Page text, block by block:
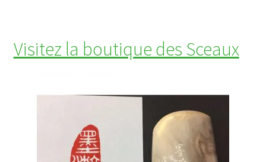
Visitez la boutique des Sceaux